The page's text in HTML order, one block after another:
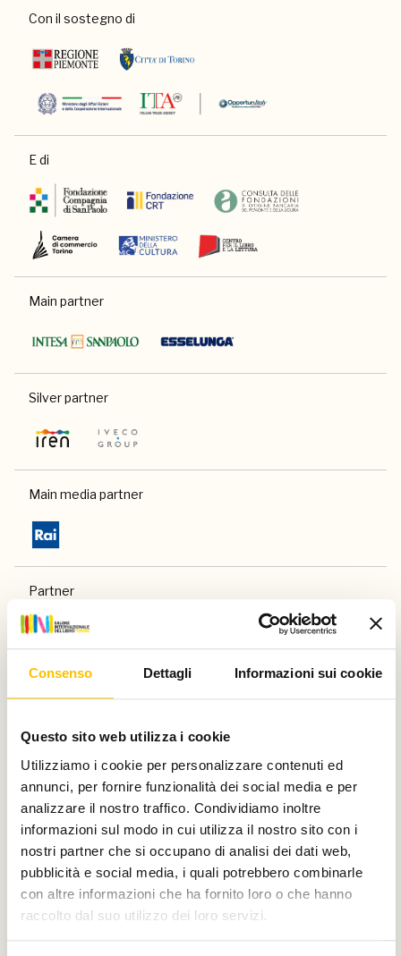
Consenso Dettagli Informazioni sui cookie
Questo sito web utilizza i cookie
Utilizziamo i cookie per personalizzare contenuti ed
annunci, per fornire funzionalità dei social media e per
analizzare il nostro traffico. Condividiamo inoltre
informazioni sul modo in cui utilizza il nostro sito con i
nostri partner che si occupano di analisi dei dati web,
pubblicità e social media, i quali potrebbero combinarle
con altre informazioni che ha fornito loro o che hanno
raccolto dal suo utilizzo dei loro servizi.
Con il sostegno di
E di
Main partner
Silver partner
Main media partner
Partner
Con il contributo di
Charity partner
Paese ospite d'onore